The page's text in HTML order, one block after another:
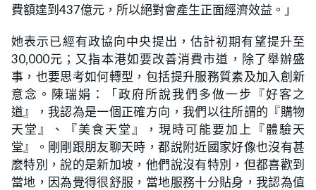
費額達到437億元，所以絕對會產生正面經濟效益。」
她表示已經有政協向中央提出，估計初期有望提升至
30,000元；又指本港如要改善消費市道，除了舉辦盛
事，也要思考如何轉型，包括提升服務質素及加入創新
意念。陳瑞娟：「政府所說我們多做一步『好客之
道』，我認為是一個正確方向，我們以往所謂的『購物
天堂』、『美食天堂』，現時可能要加上『體驗天
堂』。剛剛跟朋友聊天時，都說附近國家好像也沒有甚
麼特別，說的是新加坡，他們說沒有特別，但都喜歡到
當地，因為覺得很舒服，當地服務十分貼身，我認為值